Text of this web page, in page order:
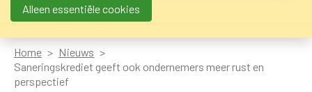
Home
Nieuws
Saneringskrediet geeft ook ondernemers meer rust en
perspectief
Alleen essentiële cookies